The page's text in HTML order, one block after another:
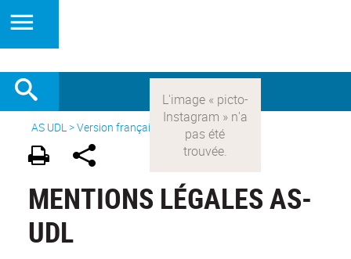
AS UDL>Version française Mentions légales
MENTIONS LÉGALES AS-
UDL